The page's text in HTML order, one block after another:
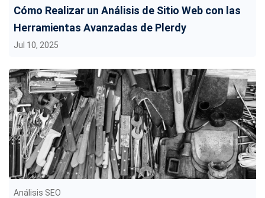
Cómo Realizar un Análisis de Sitio Web con las
Herramientas Avanzadas de Plerdy
Jul 10, 2025
Análisis SEO